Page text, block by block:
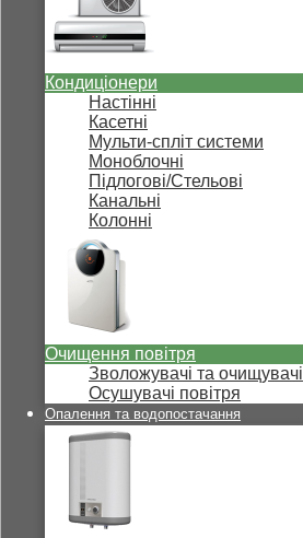
Кондиціонери
Настінні
Касетні
Мульти-спліт системи
Моноблочні
Підлогові/Стельові
Канальні
Колонні
Очищення повітря
Зволожувачі та очищувачі
Осушувачі повітря
Опалення та водопостачання